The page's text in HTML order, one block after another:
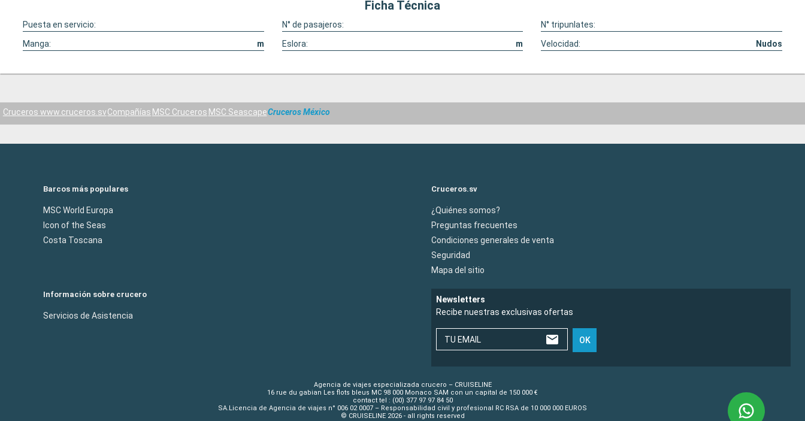
Ficha Técnica
Puesta en servicio: N° de pasajeros:
N° tripunlates:
Manga:
m Eslora: m Velocidad: Nudos
Cruceros www.cruceros.svCompañías MSC Cruceros MSC SeascapeCruceros México
Barcos más populares
MSC World Europa
Icon of the Seas
Costa Toscana
Cruceros.sv
¿Quiénes somos?
Preguntas frecuentes
Condiciones generales de venta
Seguridad
Mapa del sitio
Información sobre crucero
Servicios de Asistencia
Newsletters
Recibe nuestras exclusivas ofertas
TU EMAIL OK
Agencia de viajes especializada crucero – CRUISELINE
16 rue du gabian Les flots bleus MC 98 000 Monaco SAM con un capital de 150 000 €
contact tel : (00) 377 97 97 84 50
SA.Licencia de Agencia de viajes n° 006 02 0007 – Responsabilidad civil y profesional RC RSA de 10 000 000 EUROS
© CRUISELINE 2026 - all rights reserved